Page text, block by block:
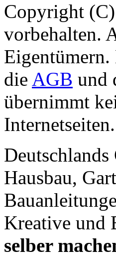
Copyright
vorbehalten.
die AGB und
übernimmt
Internetseiten.
Hausbau,
Kreative und
selber